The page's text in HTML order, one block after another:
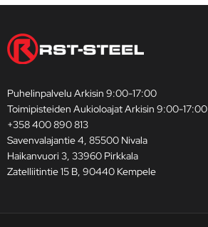
Puhelinpalvelu Arkisin 9:00-17:00
Toimipisteiden Aukioloajat Arkisin 9:00-17:00
+358 400 890 813
Savenvalajantie 4, 85500 Nivala
Haikanvuori 3, 33960 Pirkkala
Zatelliitintie 15 B, 90440 Kempele